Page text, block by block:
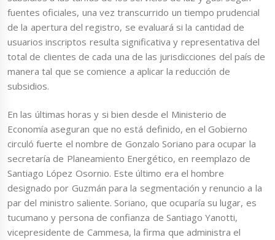
fuentes oficiales, una vez transcurrido un tiempo prudencial
de la apertura del registro, se evaluará si la cantidad de
usuarios inscriptos resulta significativa y representativa del
total de clientes de cada una de las jurisdicciones del país de
manera tal que se comience a aplicar la reducción de
subsidios.
En las últimas horas y si bien desde el Ministerio de
Economía aseguran que no está definido, en el Gobierno
circuló fuerte el nombre de Gonzalo Soriano para ocupar la
secretaría de Planeamiento Energético, en reemplazo de
Santiago López Osornio. Este último era el hombre
designado por Guzmán para la segmentación y renuncio a la
par del ministro saliente. Soriano, que ocuparía su lugar, es
tucumano y persona de confianza de Santiago Yanotti,
vicepresidente de Cammesa, la firma que administra el